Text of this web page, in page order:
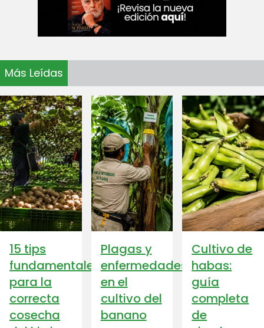
Más Leídas
15 tips
fundamentales
para la
correcta
cosecha
Plagas y
enfermedades
en el
cultivo del
banano
Cultivo de
habas:
guía
completa
de